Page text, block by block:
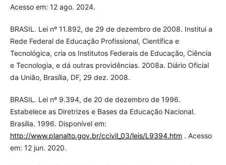
Acesso em: 12 ago. 2024.
BRASIL. Lei nº 11.892, de 29 de dezembro de 2008. Institui a
Rede Federal de Educação Profissional, Científica e
Tecnológica, cria os Institutos Federais de Educação, Ciência
e Tecnologia, e dá outras providências. 2008a. Diário Oficial
da União, Brasília, DF, 29 dez. 2008.
BRASIL. Lei nº 9.394, de 20 de dezembro de 1996.
Estabelece as Diretrizes e Bases da Educação Nacional.
Brasília. 1996. Disponível em:
http://www.planalto.gov.br/ccivil_03/leis/L9394.htm . Acesso
em: 12 jun. 2020.